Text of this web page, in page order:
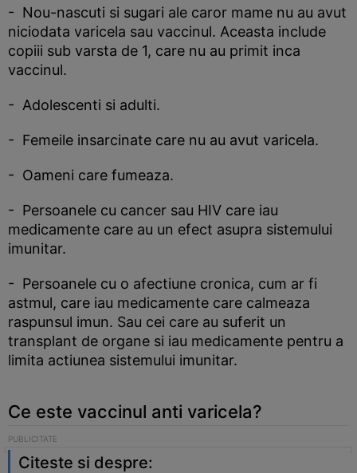
- Nou-nascuti si sugari ale caror mame nu au avut
niciodata varicela sau vaccinul. Aceasta include
copiii sub varsta de 1, care nu au primit inca
vaccinul.
- Adolescenti si adulti.
- Femeile insarcinate care nu au avut varicela.
- Oameni care fumeaza.
- Persoanele cu cancer sau HIV care iau
medicamente care au un efect asupra sistemului
imunitar.
- Persoanele cu o afectiune cronica, cum ar fi
astmul, care iau medicamente care calmeaza
raspunsul imun. Sau cei care au suferit un
transplant de organe si iau medicamente pentru a
limita actiunea sistemului imunitar.
Ce este vaccinul anti varicela?
Citeste si despre: